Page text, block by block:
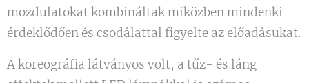
mozdulatokat kombináltak miközben mindenki
érdeklődően és csodálattal figyelte az előadásukat.
A koreográfia látványos volt, a tűz- és láng